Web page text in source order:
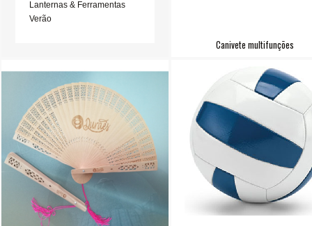
Lanternas & Ferramentas
Verão
Canivete multifunções